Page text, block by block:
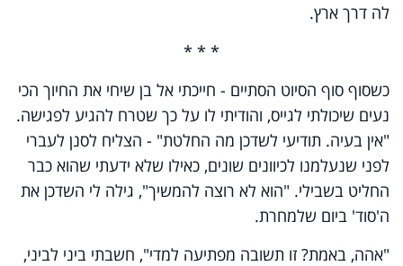
לה דרך ארץ.
* * *
כשסוף סוף הסיוט הסתיים - חייכתי אל בן שיחי את החיוך הכי
נעים שיכולתי לגייס, והודיתי לו על כך שטרח להגיע לפגישה.
"אין בעיה. תודיעי לשדכן מה החלטת" - הצליח לסנן לעברי
לפני שנעלמנו לכיוונים שונים, כאילו שלא ידעתי שהוא כבר
החליט בשבילי. "הוא לא רוצה להמשיך", גילה לי השדכן את
ה'סוד' ביום שלמחרת.
"אהה, באמת? זו תשובה מפתיעה למדי", חשבתי ביני לביני,